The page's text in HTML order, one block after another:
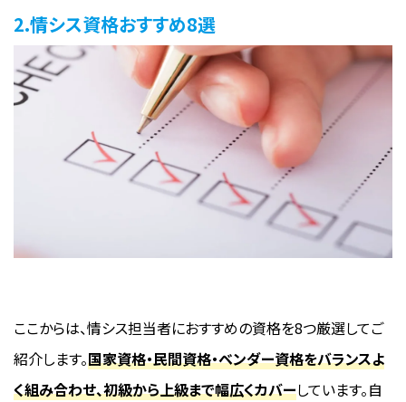
2.情シス資格おすすめ8選
ここからは、情シス担当者におすすめの資格を8つ厳選してご
紹介します。国家資格・民間資格・ベンダー資格をバランスよ
く組み合わせ、初級から上級まで幅広くカバーしています。自